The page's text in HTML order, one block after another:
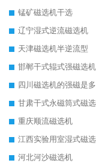
锰矿磁选机干选
辽宁湿式逆流磁选机
天津磁选机半逆流型
邯郸干式辊式强磁选机
四川磁选机的强磁是
甘肃干式永磁筒式磁
重庆顺流磁选机
江西实验用室湿式磁
河北河沙磁选机